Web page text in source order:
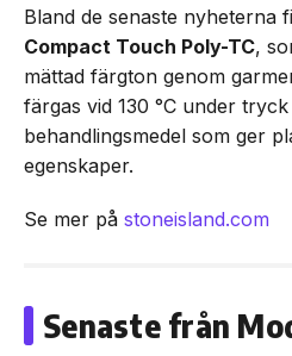
Bland de senaste nyheterna
Compact Touch Poly-TC,
mättad färgton genom
färgas vid 130 °C under
behandlingsmedel som ger
egenskaper.
Se mer på stoneisland.com
Senaste från